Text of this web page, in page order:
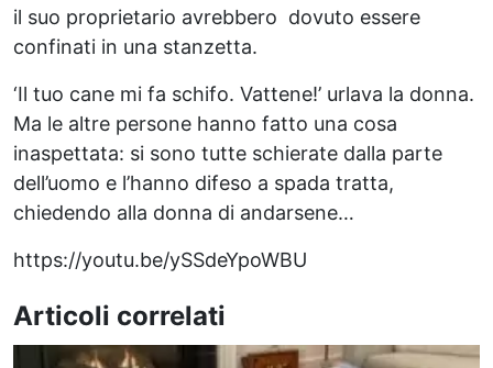
il suo proprietario avrebbero dovuto essere
confinati in una stanzetta.
‘Il tuo cane mi fa schifo. Vattene!’ urlava la donna.
Ma le altre persone hanno fatto una cosa
inaspettata: si sono tutte schierate dalla parte
dell’uomo e l’hanno difeso a spada tratta,
chiedendo alla donna di andarsene…
https://youtu.be/ySSdeYpoWBU
Articoli correlati